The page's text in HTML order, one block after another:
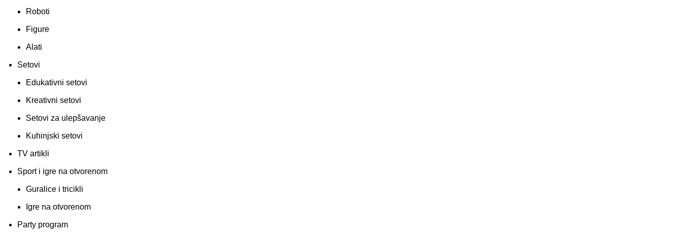
Roboti
Figure
Alati
Setovi
Edukativni setovi
Kreativni setovi
Setovi za ulepšavanje
Kuhinjski setovi
TV artikli
Sport i igre na otvorenom
Guralice i tricikli
Igre na otvorenom
Party program